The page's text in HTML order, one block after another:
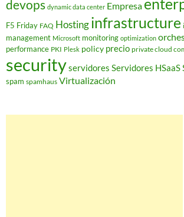
devops dynamic data center Empresa
F5 Friday FAQ Hostinginfrastructure
management Microsoft monitoring optimization
performance PKI Plesk policy precio private cloud
securityservidores Servidores HSaaS
spam spamhaus Virtualización